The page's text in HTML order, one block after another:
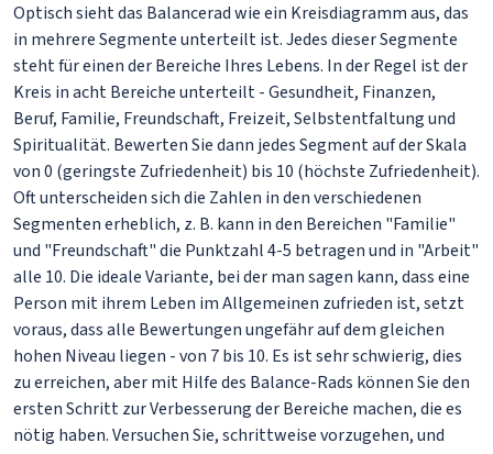
Optisch sieht das Balancerad wie ein Kreisdiagramm aus, das
in mehrere Segmente unterteilt ist. Jedes dieser Segmente
steht für einen der Bereiche Ihres Lebens. In der Regel ist der
Kreis in acht Bereiche unterteilt - Gesundheit, Finanzen,
Beruf, Familie, Freundschaft, Freizeit, Selbstentfaltung und
Spiritualität. Bewerten Sie dann jedes Segment auf der Skala
von 0 (geringste Zufriedenheit) bis 10 (höchste Zufriedenheit).
Oft unterscheiden sich die Zahlen in den verschiedenen
Segmenten erheblich, z. B. kann in den Bereichen "Familie"
und "Freundschaft" die Punktzahl 4-5 betragen und in "Arbeit"
alle 10. Die ideale Variante, bei der man sagen kann, dass eine
Person mit ihrem Leben im Allgemeinen zufrieden ist, setzt
voraus, dass alle Bewertungen ungefähr auf dem gleichen
hohen Niveau liegen - von 7 bis 10. Es ist sehr schwierig, dies
zu erreichen, aber mit Hilfe des Balance-Rads können Sie den
ersten Schritt zur Verbesserung der Bereiche machen, die es
nötig haben. Versuchen Sie, schrittweise vorzugehen, und